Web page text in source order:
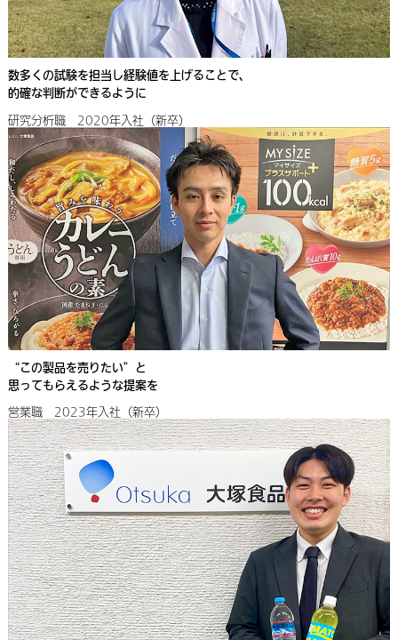
数多くの試験を担当し経験値を上げることで、
的確な判断ができるように
研究分析職 2020年入社（新卒）
“この製品を売りたい”と
思ってもらえるような提案を
営業職 2023年入社（新卒）